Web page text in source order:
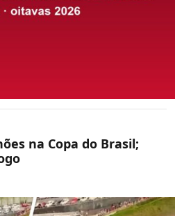
na Copa do Brasil;